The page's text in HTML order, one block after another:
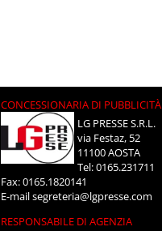
CONCESSIONARIA DI PUBBLICITÀ
LG PRESSE S.R.L.
via Festaz, 52
11100 AOSTA
Tel: 0165.231711
Fax: 0165.1820141
E-mailsegreteria@lgpresse.com
RESPONSABILE DI AGENZIA